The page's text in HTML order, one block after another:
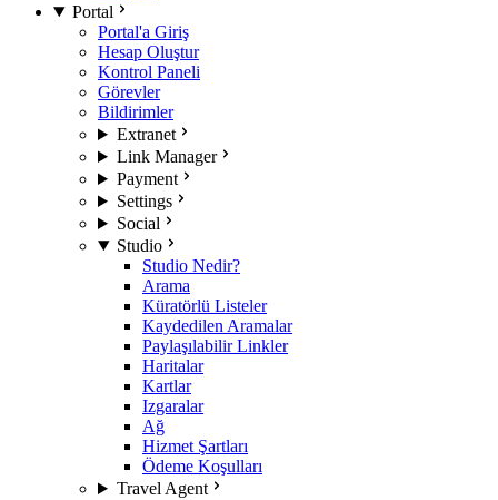
Portal
Portal'a Giriş
Hesap Oluştur
Kontrol Paneli
Görevler
Bildirimler
Extranet
Link Manager
Payment
Settings
Social
Studio
Studio Nedir?
Arama
Küratörlü Listeler
Kaydedilen Aramalar
Paylaşılabilir Linkler
Haritalar
Kartlar
Izgaralar
Ağ
Hizmet Şartları
Ödeme Koşulları
Travel Agent